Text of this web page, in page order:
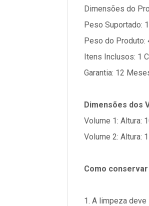
Dimensões do
Peso Suportado:
Peso do Produto:
Itens Inclusos: 1
Garantia: 12
Dimensões dos
Volume 1: Altura:
Volume 2: Altura:
Como
1. A limpeza